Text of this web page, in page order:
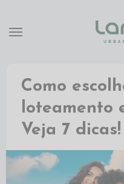
Como
loteamento
Veja 7 dicas!